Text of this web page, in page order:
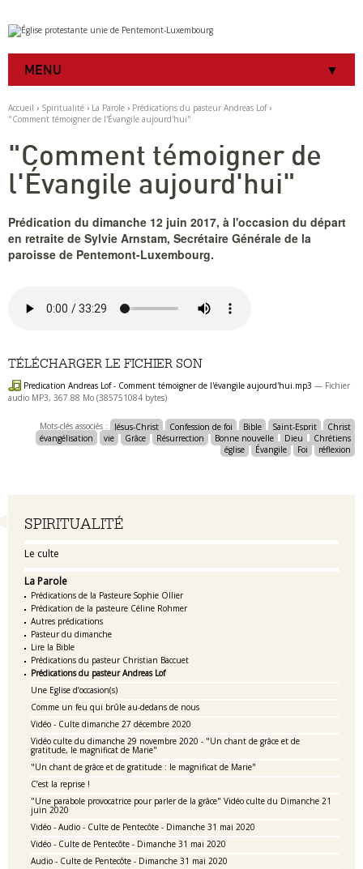
Aller
au
contenu.
à
navigation
Outils
personnels
MENU
Accueil › Spiritualité › La Parole › Prédications du pasteur Andreas Lof ›
"Comment témoigner de l'Évangile aujourd'hui"
Navigation
SPIRITUALITÉ
Le culte
La Parole
Prédications de la Pasteure Sophie Ollier
Prédication de la pasteure Céline Rohmer
Autres prédications
Pasteur du dimanche
Lire la Bible
Prédications du pasteur Christian Baccuet
Prédications du pasteur Andreas Lof
Une Eglise d’occasion(s)
Comme un feu qui brûle au-dedans de nous
Vidéo - Culte dimanche 27 décembre 2020
Vidéo culte du dimanche 29 novembre 2020 - "Un chant de grâce et de
gratitude, le magnificat de Marie"
"Un chant de grâce et de gratitude : le magnificat de Marie"
C’est la reprise !
"Une parabole provocatrice pour parler de la grâce" Vidéo culte du Dimanche 21
juin 2020
Vidéo - Audio - Culte de Pentecôte - Dimanche 31 mai 2020
Vidéo - Culte de Pentecôte - Dimanche 31 mai 2020
Audio - Culte de Pentecôte - Dimanche 31 mai 2020
"Comment témoigner de
l'Évangile aujourd'hui"
Prédication du dimanche 12 juin 2017, à l'occasion du départ
en retraite de Sylvie Arnstam, Secrétaire Générale de la
paroisse de Pentemont-Luxembourg.
TÉLÉCHARGER LE FICHIER SON
Predication Andreas Lof - Comment témoigner de l'évangile aujourd'hui.mp3 — Fichier
audio MP3, 367.88 Mo (385751084 bytes)
Mots-clés associés : Jésus-Christ Confession de foi Bible Saint-Esprit
Christ
évangélisation
vie Grâce Résurrection Bonne nouvelle Dieu
Chrétiens
église
Évangile Foi réflexion